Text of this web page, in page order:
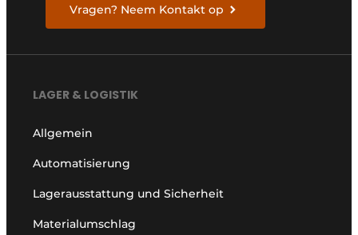
Vragen? Neem Kontakt op
LAGER & LOGISTIK
Allgemein
Automatisierung
Lagerausstattung und Sicherheit
Materialumschlag